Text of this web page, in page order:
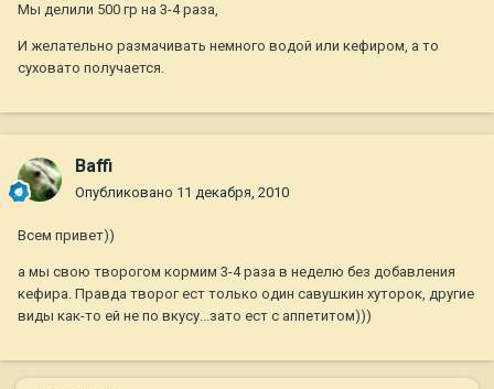
Мы делили 500 гр на 3-4 раза,
И желательно размачивать немного водой или кефиром, а то
суховато получается.
Baffi
Опубликовано 11 декабря, 2010
Всем привет))
а мы свою творогом кормим 3-4 раза в неделю без добавления
кефира. Правда творог ест только один савушкин хуторок, другие
виды как-то ей не по вкусу...зато ест с аппетитом)))